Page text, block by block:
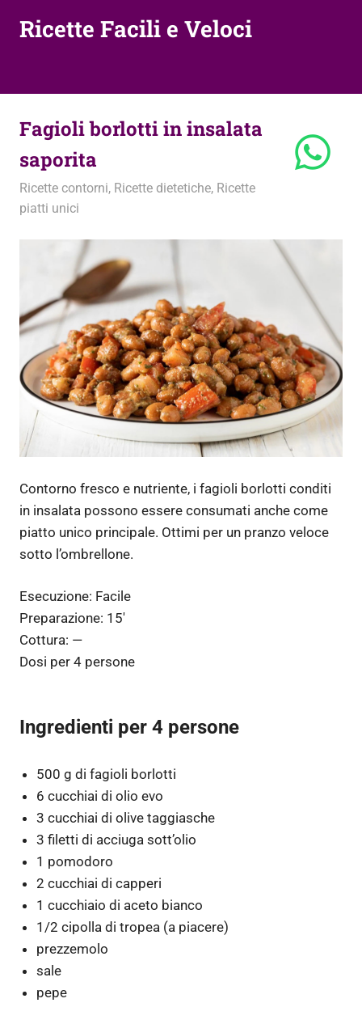
Ricette Facili e Veloci
Fagioli borlotti in insalata
saporita
3 Agosto 2021
admin
Ricette contorni, Ricette dietetiche, Ricette
piatti unici
Contorno fresco e nutriente, i fagioli borlotti conditi
in insalata possono essere consumati anche come
piatto unico principale. Ottimi per un pranzo veloce
sotto l’ombrellone.
Esecuzione: Facile
Preparazione: 15′
Cottura: —
Dosi per 4 persone
Ingredienti per 4 persone
500 g di fagioli borlotti
6 cucchiai di olio evo
3 cucchiai di olive taggiasche
3 filetti di acciuga sott’olio
1 pomodoro
2 cucchiai di capperi
1 cucchiaio di aceto bianco
1/2 cipolla di tropea (a piacere)
prezzemolo
sale
pepe